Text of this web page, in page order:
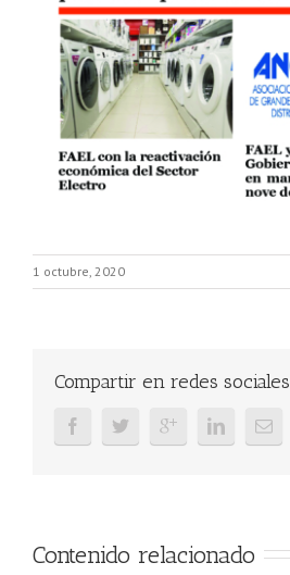
1 octubre, 2020
Compartir en redes sociales
Contenido relacionado